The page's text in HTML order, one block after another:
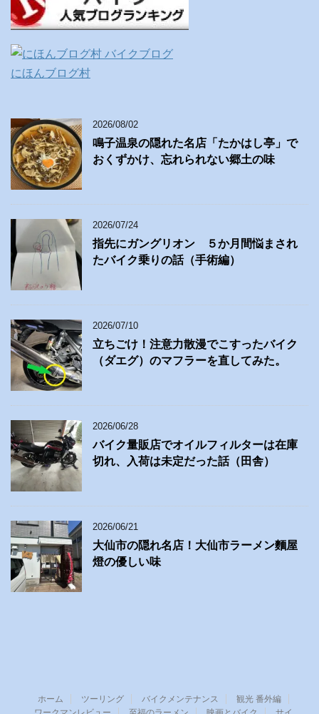
にほんブログ村
2026/08/02
鳴子温泉の隠れた名店「たかはし亭」で
おくずかけ、忘れられない郷土の味
2026/07/24
指先にガングリオン ５か月間悩まされ
たバイク乗りの話（手術編）
2026/07/10
立ちごけ！注意力散漫でこすったバイク
（ダエグ）のマフラーを直してみた。
2026/06/28
バイク量販店でオイルフィルターは在庫
切れ、入荷は未定だった話（田舎）
2026/06/21
大仙市の隠れ名店！大仙市ラーメン麵屋
燈の優しい味
ホーム ツーリング バイクメンテナンス
観光 番外編